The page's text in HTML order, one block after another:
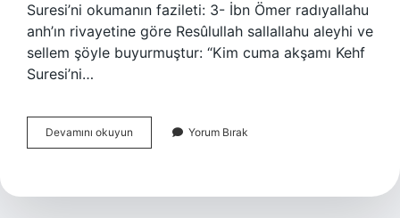
Suresi’ni okumanın fazileti: 3- İbn Ömer radıyallahu
anh’ın rivayetine göre Resûlullah sallallahu aleyhi ve
sellem şöyle buyurmuştur: “Kim cuma akşamı Kehf
Suresi’ni…
Devamını okuyun
Suresi
Ayet
Yorum Bırak